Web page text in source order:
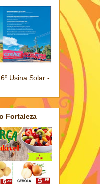
Usina Solar -
Fortaleza